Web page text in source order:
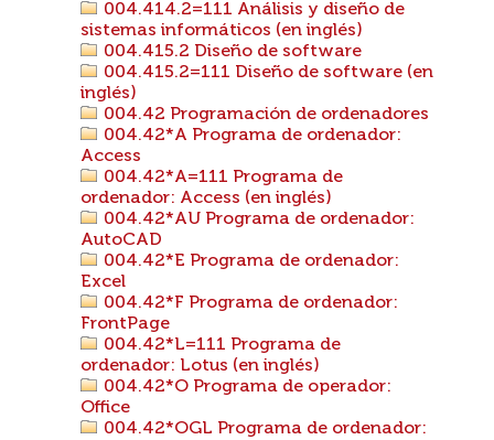
004.414.2=111 Análisis y diseño de
sistemas informáticos (en inglés)
004.415.2 Diseño de software
004.415.2=111 Diseño de software (en
inglés)
004.42 Programación de ordenadores
004.42*A Programa de ordenador:
Access
004.42*A=111 Programa de
ordenador: Access (en inglés)
004.42*AU Programa de ordenador:
AutoCAD
004.42*E Programa de ordenador:
Excel
004.42*F Programa de ordenador:
FrontPage
004.42*L=111 Programa de
ordenador: Lotus (en inglés)
004.42*O Programa de operador:
Office
004.42*OGL Programa de ordenador: